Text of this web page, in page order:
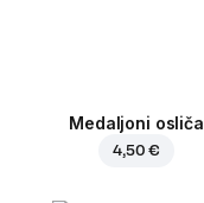
Medaljoni osliča
4,50 €